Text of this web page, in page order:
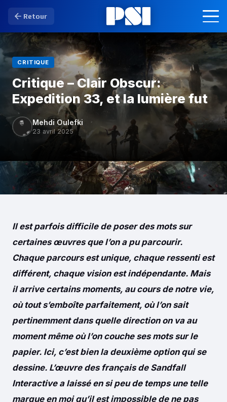
Retour
CRITIQUE
Critique – Clair Obscur:
Expedition 33, et la lumière fut
Mehdi Oulefki
23 avril 2025
Il est parfois difficile de poser des mots sur
certaines œuvres que l’on a pu parcourir.
Chaque parcours est unique, chaque ressenti est
différent, chaque vision est indépendante. Mais
il arrive certains moments, au cours de notre vie,
où tout s’emboîte parfaitement, où l’on sait
pertinemment dans quelle direction on va au
moment même où l’on couche ses mots sur le
papier. Ici, c’est bien la deuxième option qui se
dessine. L’œuvre des français de Sandfall
Interactive a laissé en si peu de temps une telle
marque en moi qu’il est impossible de ne pas